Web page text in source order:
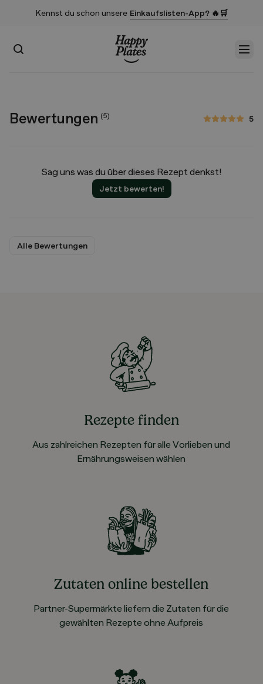
Kennst du schon unsere Einkaufslisten-App? 🔥🛒
Suchen
Bewertungen (5) 5
5 von 5 Sternen
Sag uns was du über dieses Rezept denkst!
Jetzt bewerten!
Alle Bewertungen
Rezepte finden
Aus zahlreichen Rezepten für alle Vorlieben und
Ernährungsweisen wählen
Zutaten online bestellen
Partner-Supermärkte liefern die Zutaten für die
gewählten Rezepte ohne Aufpreis